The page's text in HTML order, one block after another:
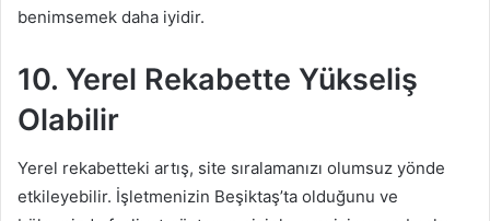
benimsemek daha iyidir.
10. Yerel Rekabette Yükseliş
Olabilir
Yerel rekabetteki artış, site sıralamanızı olumsuz yönde
etkileyebilir. İşletmenizin Beşiktaş’ta olduğunu ve